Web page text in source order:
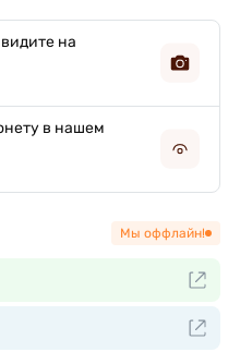
на
в нашем
Мы оффлайн!